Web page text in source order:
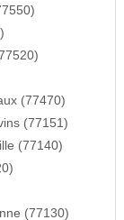
(77470)
(77151)
(77140)
(77130)